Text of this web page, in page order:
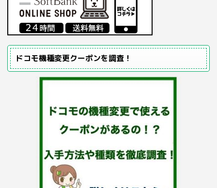
ドコモ機種変更クーポンを調査！